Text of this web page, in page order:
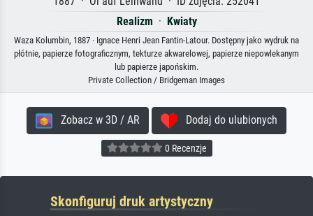
Realizm · Kwiaty
Waza Kolumbin, 1887 · Ignace Henri Jean Fantin-Latour. Dostępny jako wydruk na
płótnie, papierze fotograficznym, tekturze akwarelowej, papierze niepowlekanym
lub papierze japońskim.
Private Collection / Bridgeman Images
Zobacz w 3D / AR Dodaj do ulubionych
0 Recenzje
Skonfiguruj druk artystyczny